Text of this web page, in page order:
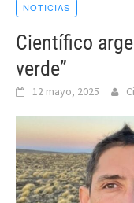
NOTICIAS
Científico
verde”
12 mayo, 2025